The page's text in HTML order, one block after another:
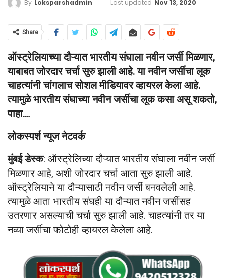
By Loksparshadmin Last updated Nov 13, 2020
Share
ऑस्ट्रेलियाच्या दौऱ्यात भारतीय संघाला नवीन जर्सी मिळणार,
याबाबत जोरदार चर्चा सुरु झाली आहे. या नवीन जर्सीचा लूक
चाहत्यांनी चांगलाच सोशल मीडियावर व्हायरल केला आहे.
त्यामुळे भारतीय संघाच्या नवीन जर्सीचा लूक कसा असू शकतो,
पाहा….
लोकस्पर्श न्यूज नेटवर्क
मुंबई डेस्क: ऑस्ट्रेलिच्या दौऱ्यात भारतीय संघाला नवीन जर्सी
मिळणार आहे, अशी जोरदार चर्चा आता सुरु झाली आहे.
ऑस्ट्रेलियाने या दौऱ्यासाठी नवीन जर्सी बनवलेली आहे.
त्यामुळे आता भारतीय संघही या दौऱ्यात नवीन जर्सीसह
उतरणार असल्याची चर्चा सुरु झाली आहे. चाहत्यांनी तर या
नव्या जर्सीचा फोटोही व्हायरल केलेला आहे.